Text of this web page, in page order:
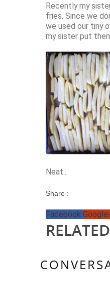
Recently my
fries. Since we
we used our tiny
my sister put
Neat...
Share :
Facebook